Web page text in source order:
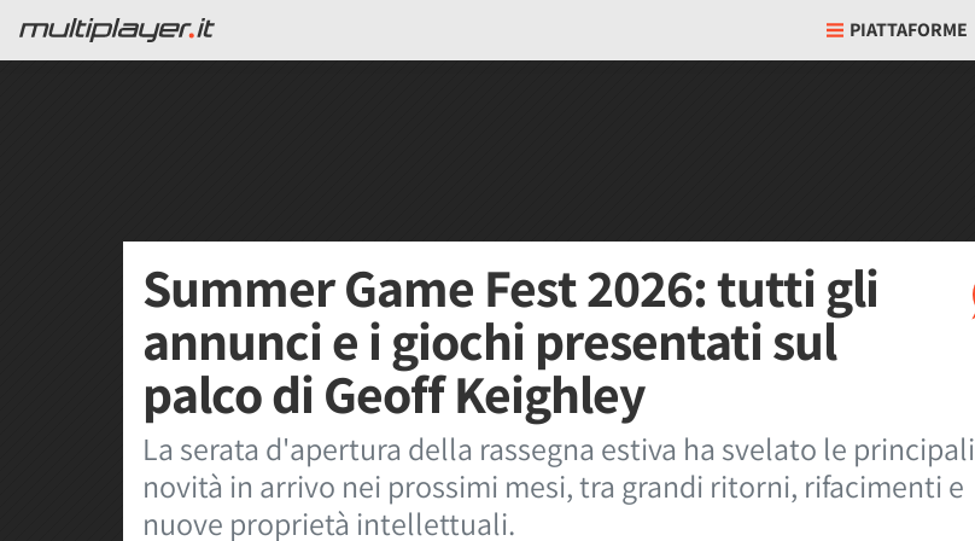
PIATTAFORME
Summer Game Fest 2026: tutti gli
annunci e i giochi presentati sul
palco di Geoff Keighley
La serata d'apertura della rassegna estiva ha svelato le principali
novità in arrivo nei prossimi mesi, tra grandi ritorni, rifacimenti e
nuove proprietà intellettuali.